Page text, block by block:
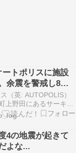
トポリスに施設
余震を警戒し8月3
（英: AUTOPOLIS）
上野田にあるサーキッ
が「ゲーリー・プレー
という名のゴルフ場を
していたが、1970年代
画が頓挫していた広…
4の地震が起きて
よな...